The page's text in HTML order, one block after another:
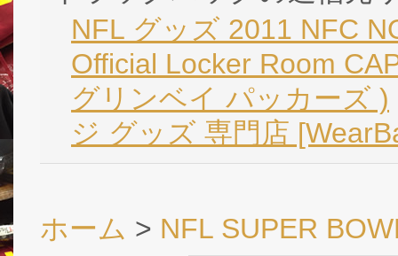
NFL グッズ 2011 NFC
Official Locker Room
グリンベイ パッカーズ )
ジ グッズ 専門店
ホーム > NFL SUPER